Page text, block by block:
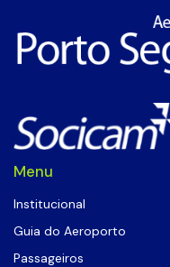
Menu
Institucional
Guia do Aeroporto
Passageiros